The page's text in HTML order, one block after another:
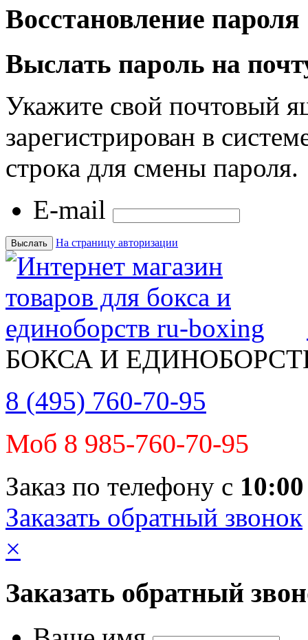
Восстановление пароля
Выслать пароль на
Укажите свой почтовый
зарегистрирован в
строка для смены пароля.
E-mail
На страницу авторизации
БОКСА И
8 (495) 760-70-95
Моб 8 985-760-70-95
Заказ по телефону с 10:00
Заказать обратный звонок
×
Заказать обратный